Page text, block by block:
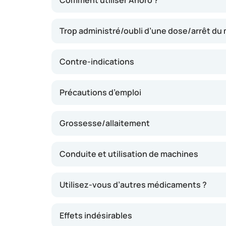
voies respiratoires) et le vilantérol (qui
entraîne leur dilatation. Cela peut contribuer
inhalation quotidienne. Il ne remplace pas
Trop administré/oubli d’une dose/arrêt du
Contre-indications
Précautions d’emploi
Grossesse/allaitement
Conduite et utilisation de machines
Utilisez-vous d’autres médicaments ?
Effets indésirables